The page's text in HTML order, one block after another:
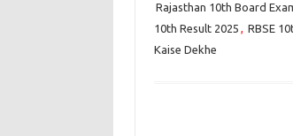
Rajasthan 10th Board
10th Result 2025 , RBSE
Kaise Dekhe